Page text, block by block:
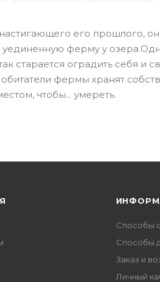
его прошлого,
уединенную ферму у
старается оградить себя и
фермы хранят
чтобы... умереть.
Способы
Способы
Заказ и
Личный